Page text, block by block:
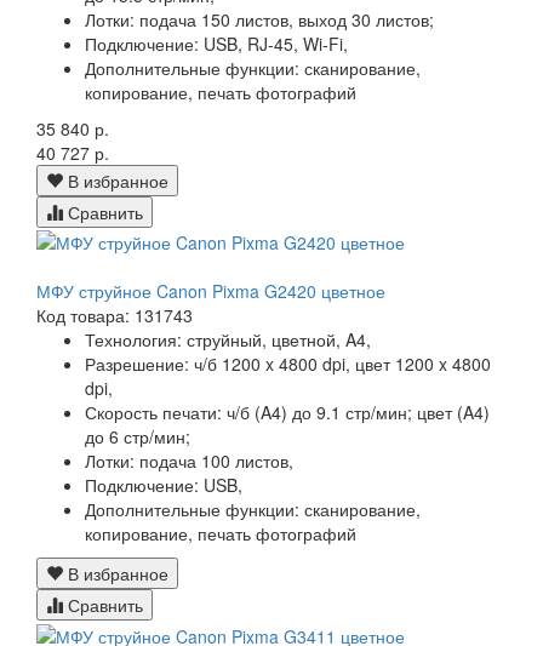
Лотки: подача 150 листов, выход 30 листов;
Подключение: USB, RJ-45, Wi-Fi,
Дополнительные функции: сканирование,
копирование, печать фотографий
35 840 р.
40 727 р.
В избранное
Сравнить
МФУ струйное Canon Pixma G2420 цветное
Код товара: 131743
Технология: струйный, цветной, A4,
Разрешение: ч/б 1200 x 4800 dpi, цвет 1200 x 4800
dpi,
Скорость печати: ч/б (A4) до 9.1 стр/мин; цвет (A4)
до 6 стр/мин;
Лотки: подача 100 листов,
Подключение: USB,
Дополнительные функции: сканирование,
копирование, печать фотографий
В избранное
Сравнить